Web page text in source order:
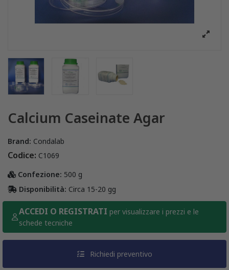
Calcium Caseinate Agar
Brand: Condalab
Codice: C1069
Confezione: 500 g
Disponibilità: Circa 15-20 gg
ACCEDI O REGISTRATI per visualizzare i prezzi e le
schede tecniche
Richiedi preventivo